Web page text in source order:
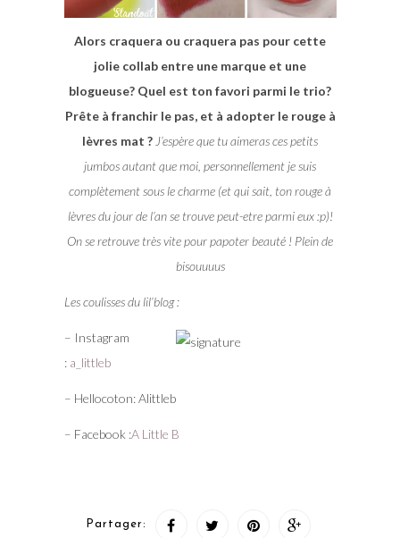
Alors craquera ou craquera pas pour cette
jolie collab entre une marque et une
blogueuse? Quel est ton favori parmi le trio?
Prête à franchir le pas, et à adopter le rouge à
lèvres mat ? J’espère que tu aimeras ces petits
jumbos autant que moi, personnellement je suis
complètement sous le charme (et qui sait, ton rouge à
lèvres du jour de l’an se trouve peut-etre parmi eux :p)!
On se retrouve très vite pour papoter beauté ! Plein de
bisouuuus
Les coulisses du lil’blog :
– Instagram
: a_littleb
– Hellocoton: Alittleb
– Facebook :A Little B
Partager: